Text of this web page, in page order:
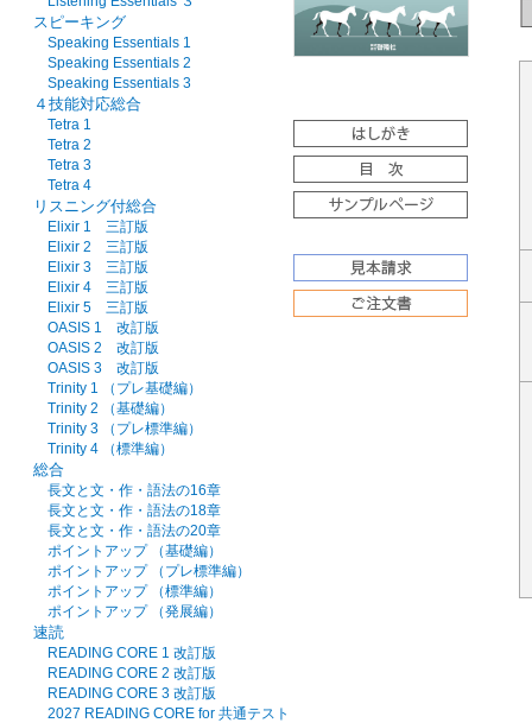
スピーキング
Speaking Essentials 1
Speaking Essentials 2
Speaking Essentials 3
４技能対応総合
Tetra 1
Tetra 2
Tetra 3
Tetra 4
リスニング付総合
Elixir 1 三訂版
Elixir 2 三訂版
Elixir 3 三訂版
Elixir 4 三訂版
Elixir 5 三訂版
OASIS 1 改訂版
OASIS 2 改訂版
OASIS 3 改訂版
Trinity 1 （プレ基礎編）
Trinity 2 （基礎編）
Trinity 3 （プレ標準編）
Trinity 4 （標準編）
総合
長文と文・作・語法の16章
長文と文・作・語法の18章
長文と文・作・語法の20章
ポイントアップ （基礎編）
ポイントアップ （プレ標準編）
ポイントアップ （標準編）
ポイントアップ （発展編）
速読
READING CORE 1 改訂版
READING CORE 2 改訂版
READING CORE 3 改訂版
2027 READING CORE for 共通テスト